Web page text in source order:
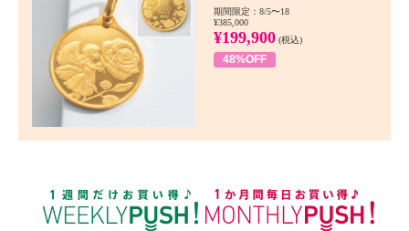
期間限定：8/5〜18
¥385,000
¥199,900 (税込)
48%OFF